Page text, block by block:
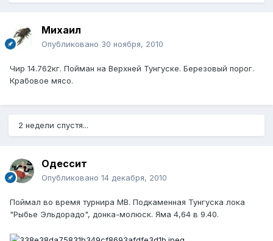
Михаил
Опубликовано 30 ноября, 2010
Чир 14.762кг. Пойман на Верхней Тунгуске. Березовый порог.
Крабовое мясо.
2 недели спустя...
Одессит
Опубликовано 14 декабря, 2010
Поймал во время турнира МВ. Подкаменная Тунгуска лока
"Рыбье Эльдорадо", донка-молюск. Яма 4,64 в 9.40.